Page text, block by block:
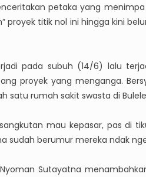
petaka yang menimpa
proyek titik nol ini hingga kini
pada subuh (14/6) lalu
proyek yang menganga.
satu rumah sakit swasta di
mau kepasar, pas di
sudah berumur mereka ndak
Sutayatna